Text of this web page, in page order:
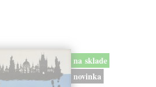
na sklade
novinka